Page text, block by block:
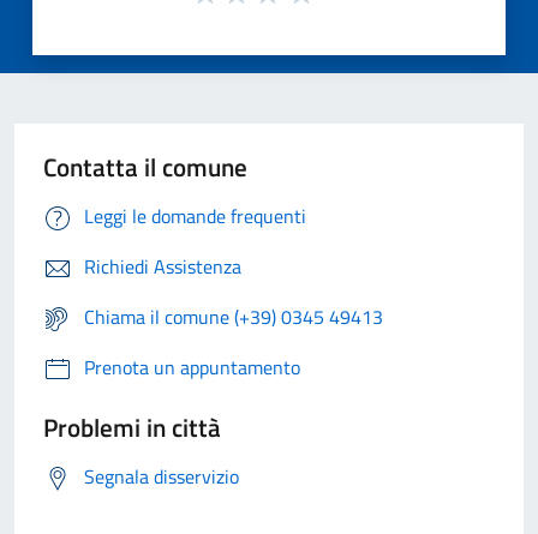
Contatta il comune
Leggi le domande frequenti
Richiedi Assistenza
Chiama il comune (+39) 0345 49413
Prenota un appuntamento
Problemi in città
Segnala disservizio